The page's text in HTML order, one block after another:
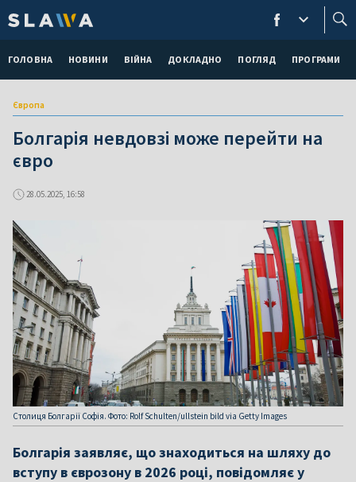
ГОЛОВНА НОВИНИ ВІЙНА ДОКЛАДНО ПОГЛЯД ПРОГРАМИ
Європа
Болгарія невдовзі може перейти на
євро
28.05.2025, 16:58
Столиця Болгарії Софія. Фото: Rolf Schulten/ullstein bild via Getty Images
Болгарія заявляє, що знаходиться на шляху до
вступу в єврозону в 2026 році, повідомляє у